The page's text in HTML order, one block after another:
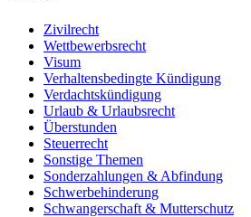
Zivilrecht
Wettbewerbsrecht
Visum
Verhaltensbedingte Kündigung
Verdachtskündigung
Urlaub & Urlaubsrecht
Überstunden
Steuerrecht
Sonstige Themen
Sonderzahlungen & Abfindung
Schwerbehinderung
Schwangerschaft & Mutterschutz